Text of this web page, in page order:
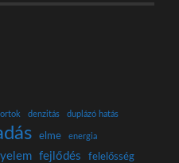
denzitás duplázó hatás
elme energia
fejlődés
felelősség